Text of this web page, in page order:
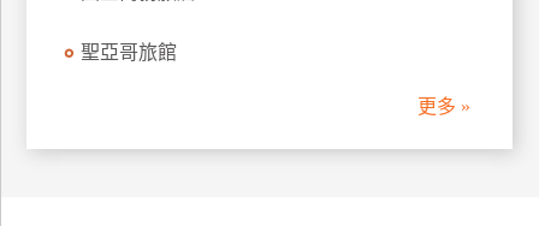
聖亞哥旅館
更多 »